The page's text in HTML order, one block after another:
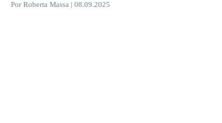
Por Roberta Massa | 08.09.2025